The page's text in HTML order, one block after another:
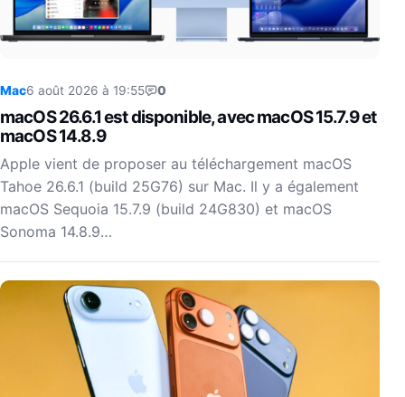
Mac6 août 2026 à 19:55 0
macOS 26.6.1 est disponible, avec macOS 15.7.9 et
macOS 14.8.9
Apple vient de proposer au téléchargement macOS
Tahoe 26.6.1 (build 25G76) sur Mac. Il y a également
macOS Sequoia 15.7.9 (build 24G830) et macOS
Sonoma 14.8.9…